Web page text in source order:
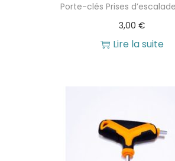
Porte-clés Prises
3,00€
Lire la suite